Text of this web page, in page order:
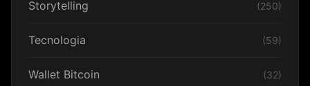
Storytelling (250)
Tecnologia (59)
Wallet Bitcoin (32)